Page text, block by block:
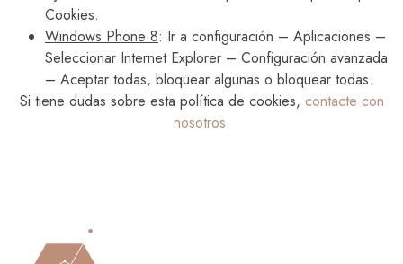
Cookies.
Windows Phone 8: Ir a configuración – Aplicaciones –
Seleccionar Internet Explorer – Configuración avanzada
– Aceptar todas, bloquear algunas o bloquear todas.
Si tiene dudas sobre esta política de cookies, contacte con
nosotros.